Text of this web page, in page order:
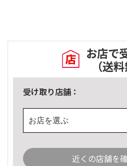
お店で
（送
受け取り店舗：
お店を選ぶ
近くの店舗を